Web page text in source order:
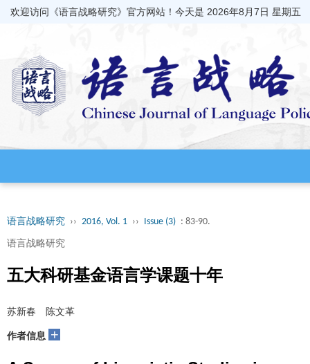
欢迎访问《语言战略研究》官方网站！今天是 2026年8月7日 星期五
语言战略研究 ›› 2016, Vol. 1 ›› Issue (3) : 83-90.
语言战略研究
五大科研基金语言学课题十年
苏新春 陈文革
作者信息 +